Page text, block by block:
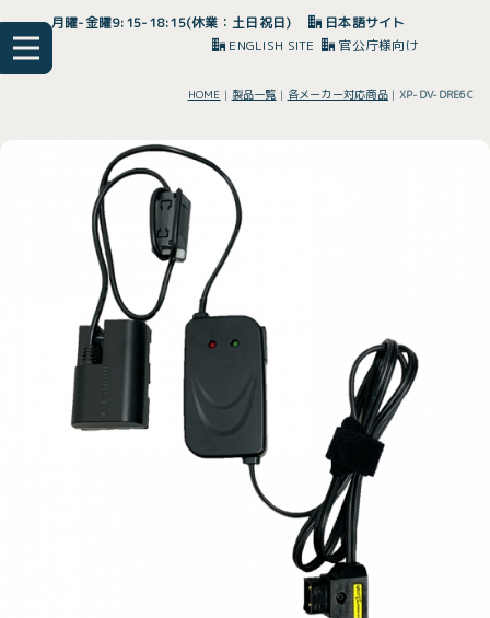
月曜-金曜9:15-18:15(休業：土日祝日)
日本語サイト
ENGLISH SITE
官公庁様向け
HOME | 製品一覧 | 各メーカー対応商品 | XP-DV-DRE6C